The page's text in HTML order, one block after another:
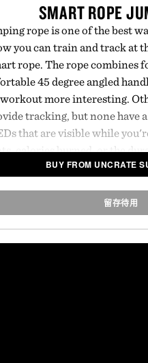
SMART ROPE
rope is one of the best
you can train and track at
rope. The rope combines
45 degree angled
more interesting.
tracking, but none have
that are visible while
calories burned, or the
the rope swings in front of
you have to supply is some
BUY FROM UNCRATE
留存待用